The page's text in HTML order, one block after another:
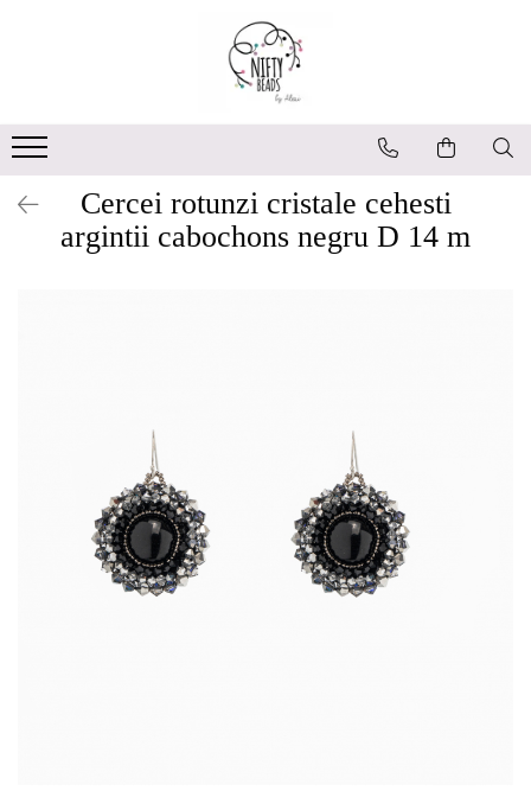
Cercei rotunzi cristale cehesti
argintii cabochons negru D 14 m